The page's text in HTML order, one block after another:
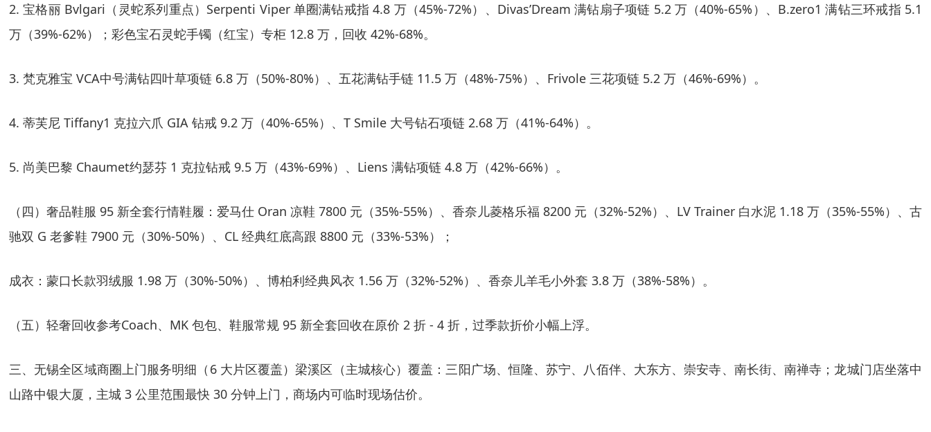
2. 宝格丽 Bvlgari（灵蛇系列重点）Serpenti Viper 单圈满钻戒指 4.8 万（45%-72%）、Divas’Dream 满钻扇子项链 5.2 万（40%-65%）、B.zero1 满钻三环戒指 5.1
万（39%-62%）；彩色宝石灵蛇手镯（红宝）专柜 12.8 万，回收 42%-68%。
3. 梵克雅宝 VCA中号满钻四叶草项链 6.8 万（50%-80%）、五花满钻手链 11.5 万（48%-75%）、Frivole 三花项链 5.2 万（46%-69%）。
4. 蒂芙尼 Tiffany1 克拉六爪 GIA 钻戒 9.2 万（40%-65%）、T Smile 大号钻石项链 2.68 万（41%-64%）。
5. 尚美巴黎 Chaumet约瑟芬 1 克拉钻戒 9.5 万（43%-69%）、Liens 满钻项链 4.8 万（42%-66%）。
（四）奢品鞋服 95 新全套行情鞋履 ：爱马仕 Oran 凉鞋 7800 元（35%-55%）、香奈儿菱格乐福 8200 元（32%-52%）、LV Trainer 白水泥 1.18 万（35%-55%）、古
驰双 G 老爹鞋 7900 元（30%-50%）、CL 经典红底高跟 8800 元（33%-53%）；
成衣 ：蒙口长款羽绒服 1.98 万（30%-50%）、博柏利经典风衣 1.56 万（32%-52%）、香奈儿羊毛小外套 3.8 万（38%-58%）。
（五）轻奢回收参考Coach、MK 包包、鞋服常规 95 新全套回收在原价 2 折 - 4 折，过季款折价小幅上浮。
三、无锡全区域商圈上门服务明细（6 大片区覆盖）梁溪区（主城核心）覆盖：三阳广场、恒隆、苏宁、八佰伴、大东方、崇安寺、南长街、南禅寺；龙城门店坐落中
山路中银大厦，主城 3 公里范围最快 30 分钟上门，商场内可临时现场估价。